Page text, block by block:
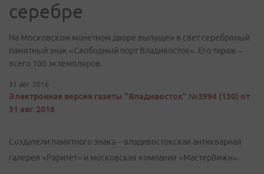
серебре
На Московском монетном дворе выпущен в свет серебряный
памятный знак «Свободный порт Владивосток». Его тираж –
всего 100 экземпляров.
31 авг. 2016
Электронная версия газеты "Владивосток" №3994 (130) от
31 авг. 2016
Создатели памятного знака – владивостокская антикварная
галерея «Раритет» и московская компания «МастерВижн».